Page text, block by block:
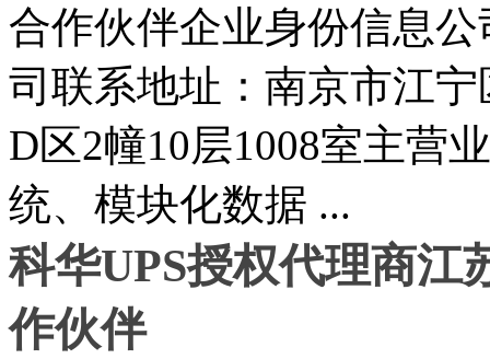
合作伙伴企业身份信息
司联系地址：南京市江
D区2幢10层1008室主营
统、模块化数据 ...
科华UPS授权代理商江
作伙伴